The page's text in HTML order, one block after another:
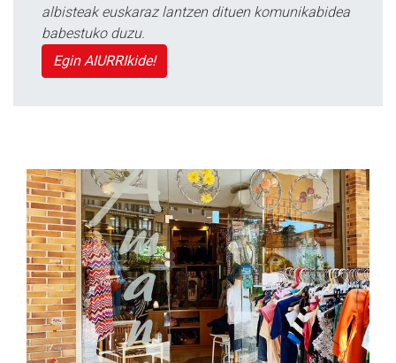
albisteak euskaraz lantzen dituen komunikabidea
babestuko duzu.
Egin AIURRIkide!